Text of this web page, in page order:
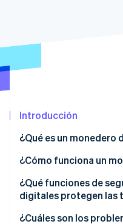
Atlas
Verificación de identidad
Stripe Sessions
Descubre cómo
Ver ahora
Introducción
¿Qué es un monedero
¿Cómo funciona un
¿Qué funciones de
digitales protegen las
¿Cuáles son los